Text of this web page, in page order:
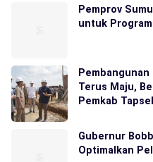
Pemprov
untuk
Terus Maju,
Pemkab
Gubernur
Optimalkan